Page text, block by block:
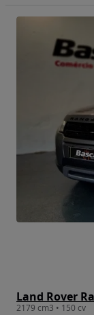
2179 cm3 • 150 cv